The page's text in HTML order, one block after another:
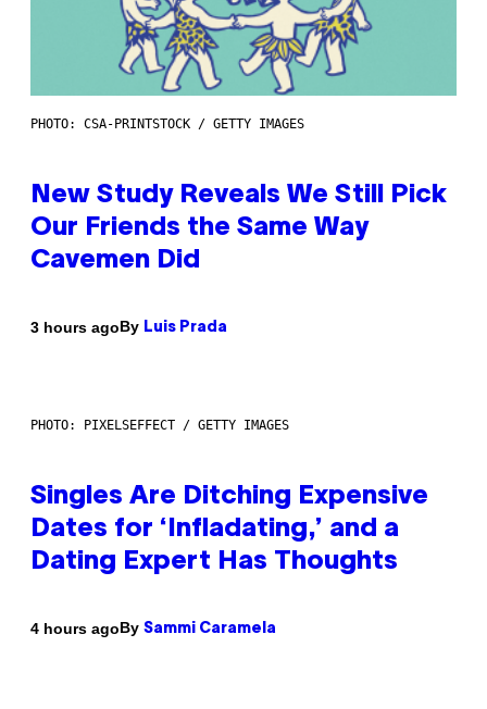
PHOTO: CSA-PRINTSTOCK / GETTY IMAGES
New Study Reveals We Still Pick
Our Friends the Same Way
Cavemen Did
3 hours agoBy Luis Prada
PHOTO: PIXELSEFFECT / GETTY IMAGES
Singles Are Ditching Expensive
Dates for ‘Infladating,’ and a
Dating Expert Has Thoughts
4 hours agoBy Sammi Caramela